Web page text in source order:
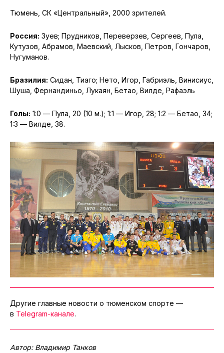
Тюмень, СК «Центральный», 2000 зрителей.
Россия: Зуев; Прудников, Переверзев, Сергеев, Пула,
Кутузов, Абрамов, Маевский, Лысков, Петров, Гончаров,
Нугуманов.
Бразилия: Сидан, Тиаго; Нето, Игор, Габриэль, Винисиус,
Шуша, Фернандиньо, Лукаян, Бетао, Вилде, Рафаэль
Голы: 1:0 — Пула, 20 (10 м.); 1:1 — Игор, 28; 1:2 — Бетао, 34;
1:3 — Вилде, 38.
Другие главные новости о тюменском спорте —
в Telegram-канале.
Автор: Владимир Танков